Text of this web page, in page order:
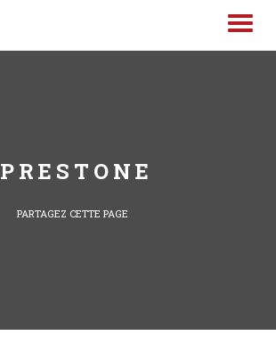
PRESTONE
PARTAGEZ CETTE PAGE